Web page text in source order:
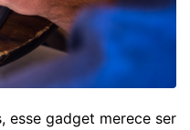
esse gadget merece ser